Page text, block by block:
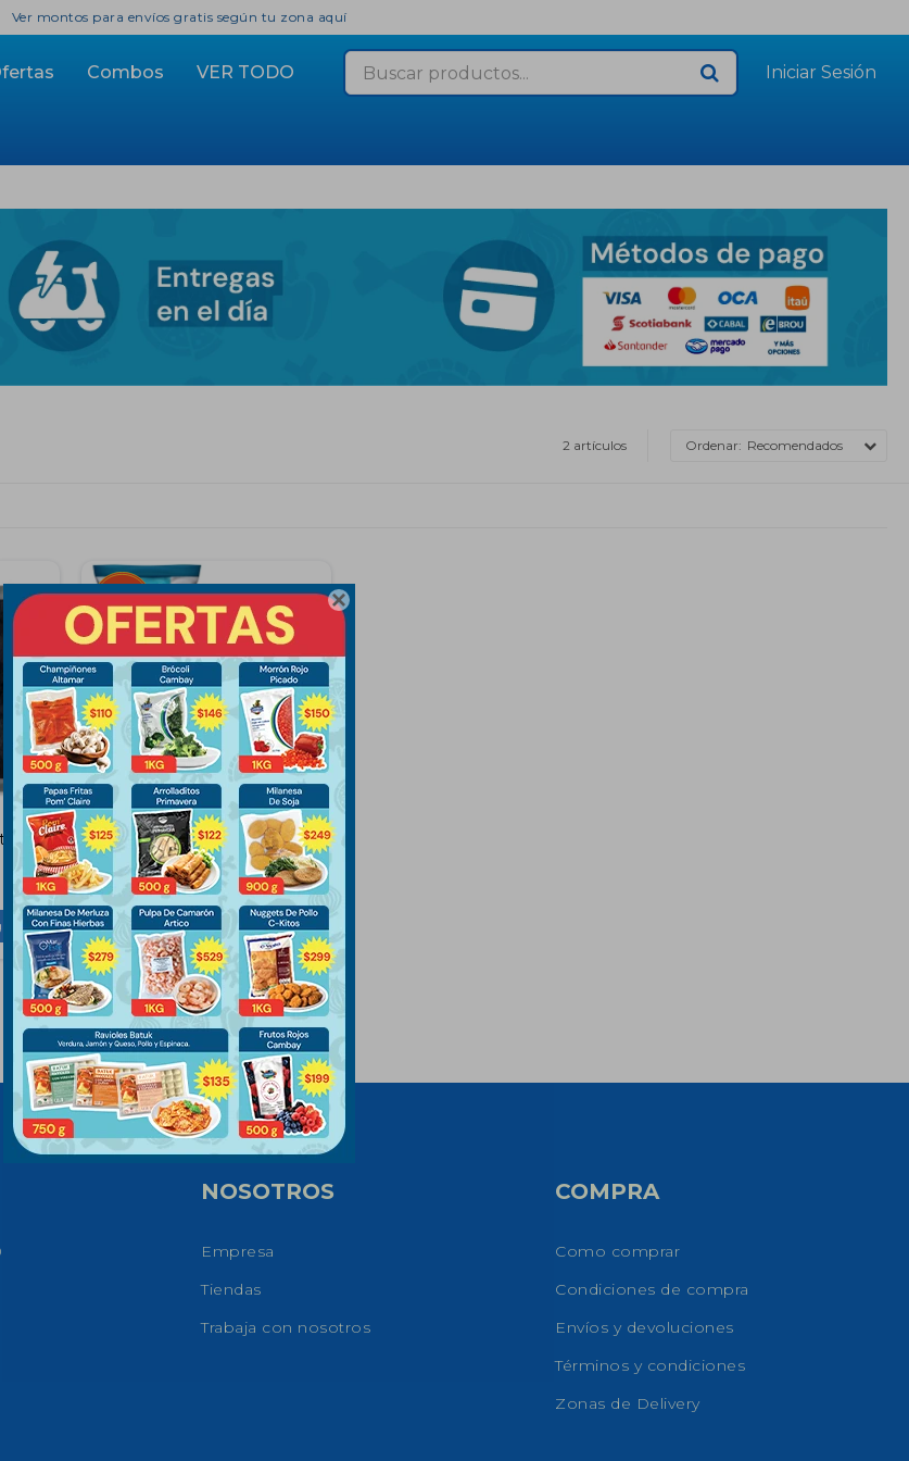

Combos VER TODO
Ver montos para envíos gratis según tu zona aquí
2 artículos Recomendados
Filet de Merluza Artico 400
Gramos
$ 245 $ 255
- +
NOSOTROS
Empresa
Tiendas
Trabaja con nosotros
COMPRA
Como comprar
Condiciones de compra
Envíos y devoluciones
Términos y condiciones
Zonas de Delivery